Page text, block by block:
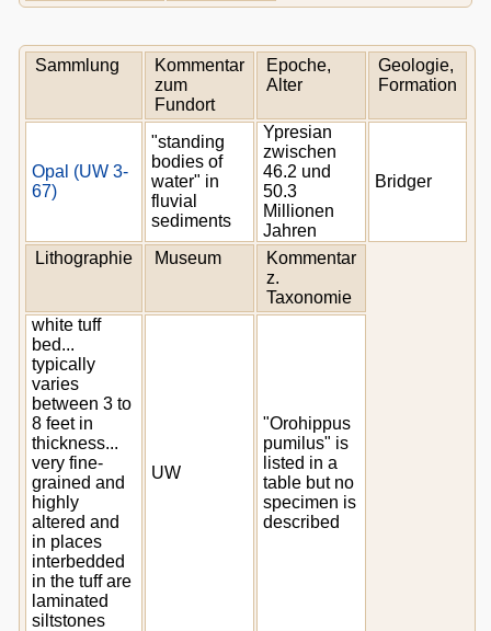
Sammlung
Kommentar
zum
Fundort
Epoche,
Alter
Geologie,
Formation
Opal (UW 3-
67)
"standing
bodies of
water" in
fluvial
sediments
Ypresian
zwischen
46.2 und
50.3
Millionen
Jahren
Bridger
Lithographie Museum
Kommentar
z.
Taxonomie
white tuff
bed...
typically
varies
between 3 to
8 feet in
thickness...
very fine-
grained and
highly
altered and
in places
interbedded
in the tuff are
laminated
siltstones
UW
"Orohippus
pumilus" is
listed in a
table but no
specimen is
described